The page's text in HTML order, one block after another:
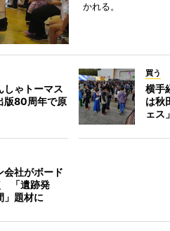
かれる。
しゃトーマス
80周年で原
買う
横手
は秋
ェス」
会社がボード
「遺跡発
」題材に